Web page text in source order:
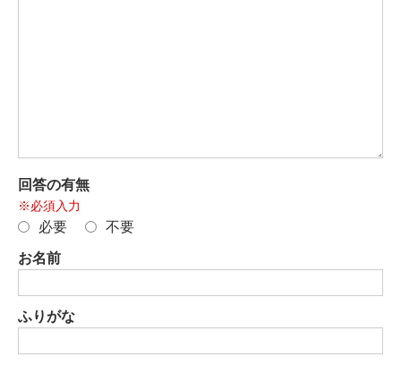
回答の有無
※必須入力
必要 不要
お名前
ふりがな